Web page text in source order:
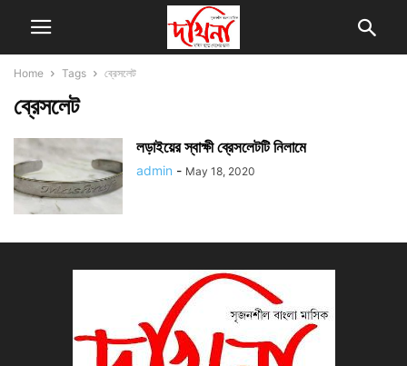
Home Tags ব্রেসলেট
ব্রেসলেট
লড়াইয়ের স্বাক্ষী ব্রেসলেটটি নিলামে
admin - May 18, 2020